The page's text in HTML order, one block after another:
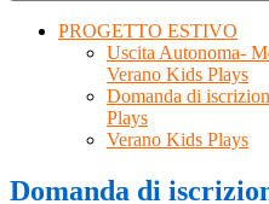
PROGETTO ESTIVO
Uscita Autonoma-
Verano Kids Plays
Domanda di
Plays
Verano Kids Plays
Domanda di